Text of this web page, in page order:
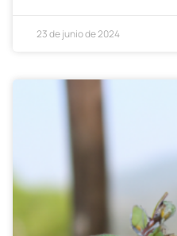
23 de junio de 2024